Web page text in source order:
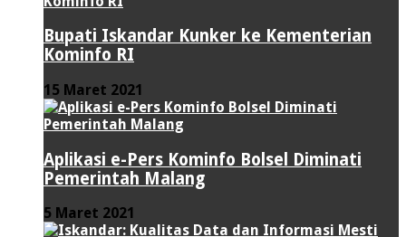
Bupati Iskandar Kunker ke Kementerian
Kominfo RI
15 Maret 2021
Aplikasi e-Pers Kominfo Bolsel Diminati
Pemerintah Malang
5 Maret 2021